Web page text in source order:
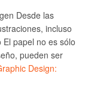
Desde las
incluso
papel no es sólo
pueden ser
Design: